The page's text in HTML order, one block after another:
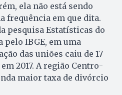
ela não está sendo
frequência em que dita.
pesquisa Estatísticas do
IBGE, em uma
das uniões caiu de 17
2017. A região Centro-
maior taxa de divórcio